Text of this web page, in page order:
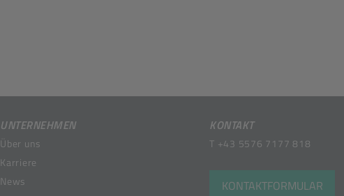
UNTERNEHMEN
Über uns
Karriere
News
KONTAKT
T +43 5576 7177 818
KONTAKTFORMULAR